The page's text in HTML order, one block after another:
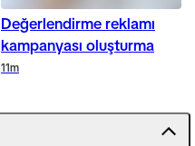
Değerlendirme reklamı
kampanyası oluşturma
11m